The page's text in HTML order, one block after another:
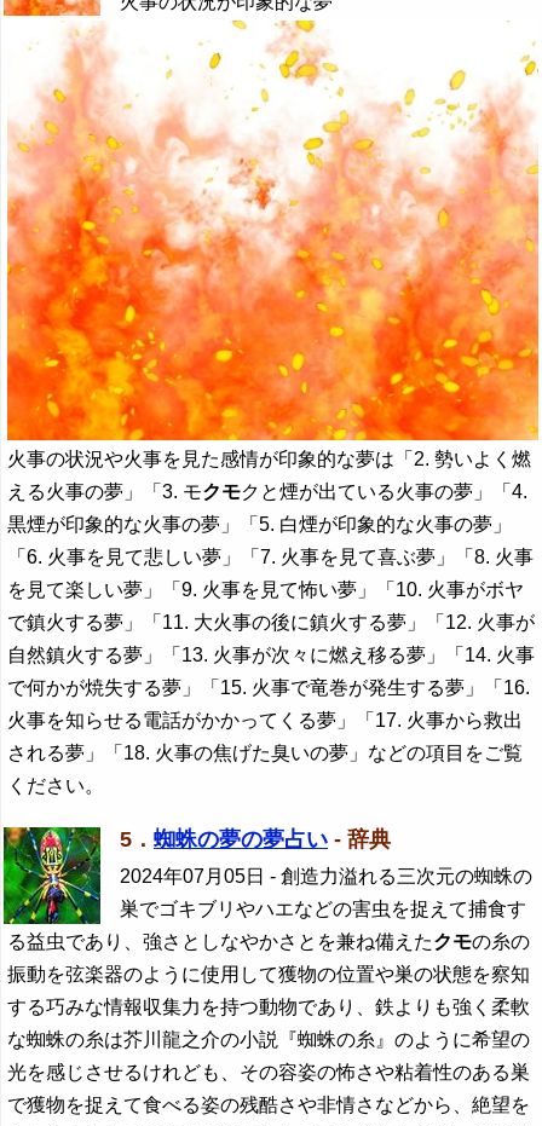
火事の状況や火事を見た感情が印象的な夢は「2. 勢いよく燃
える火事の夢」「3. モクモクと煙が出ている火事の夢」「4.
黒煙が印象的な火事の夢」「5. 白煙が印象的な火事の夢」
「6. 火事を見て悲しい夢」「7. 火事を見て喜ぶ夢」「8. 火事
を見て楽しい夢」「9. 火事を見て怖い夢」「10. 火事がボヤ
で鎮火する夢」「11. 大火事の後に鎮火する夢」「12. 火事が
自然鎮火する夢」「13. 火事が次々に燃え移る夢」「14. 火事
で何かが焼失する夢」「15. 火事で竜巻が発生する夢」「16.
火事を知らせる電話がかかってくる夢」「17. 火事から救出
される夢」「18. 火事の焦げた臭いの夢」などの項目をご覧
ください。
5． 蜘蛛の夢の夢占い - 辞典
2024年07月05日 - 創造力溢れる三次元の蜘蛛の
巣でゴキブリやハエなどの害虫を捉えて捕食す
る益虫であり、強さとしなやかさとを兼ね備えたクモの糸の
振動を弦楽器のように使用して獲物の位置や巣の状態を察知
する巧みな情報収集力を持つ動物であり、鉄よりも強く柔軟
な蜘蛛の糸は芥川龍之介の小説『蜘蛛の糸』のように希望の
光を感じさせるけれども、その容姿の怖さや粘着性のある巣
で獲物を捉えて食べる姿の残酷さや非情さなどから、絶望を